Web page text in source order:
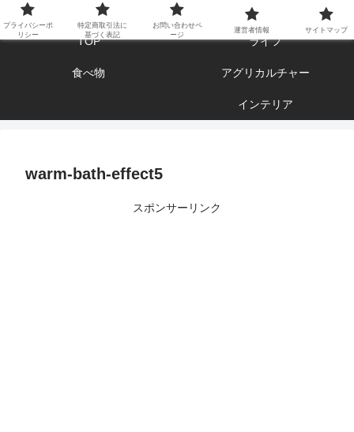
エンジョイ ブログライフ
TOP ライフ
食べ物 アグリカルチャー
インテリア
warm-bath-effect5
スポンサーリンク
プライバシーポ
リシー
特定商取引法に
基づく表記
お問い合わせペ
ージ
運営者情報 サイトマップ